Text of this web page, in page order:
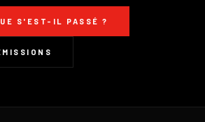
S'EST-IL PASSÉ ?